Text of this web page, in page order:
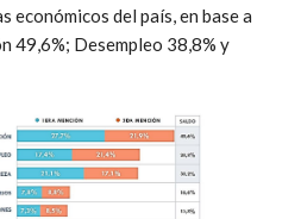
económicos del país, en base a
49,6%; Desempleo 38,8% y